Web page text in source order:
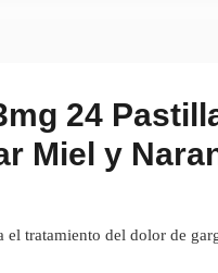
24
Miel y
el tratamiento del dolor de